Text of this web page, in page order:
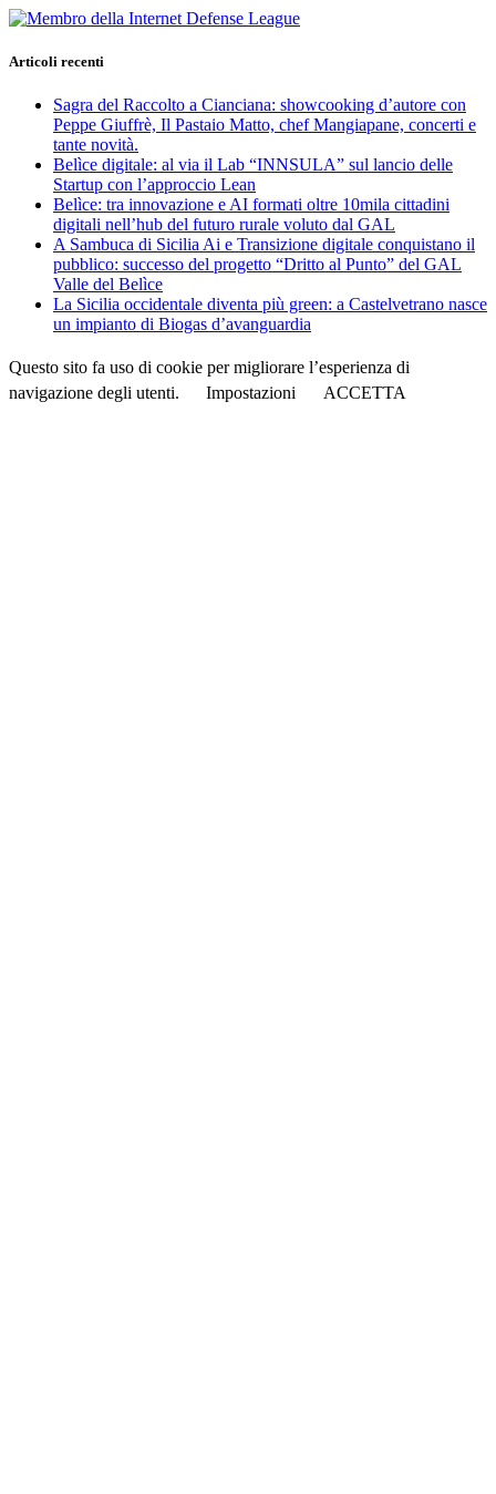
Articoli recenti
Sagra del Raccolto a Cianciana: showcooking d’autore con
Peppe Giuffrè, Il Pastaio Matto, chef Mangiapane, concerti e
tante novità.
Belìce digitale: al via il Lab “INNSULA” sul lancio delle
Startup con l’approccio Lean
Belìce: tra innovazione e AI formati oltre 10mila cittadini
digitali nell’hub del futuro rurale voluto dal GAL
A Sambuca di Sicilia Ai e Transizione digitale conquistano il
pubblico: successo del progetto “Dritto al Punto” del GAL
Valle del Belìce
La Sicilia occidentale diventa più green: a Castelvetrano nasce
un impianto di Biogas d’avanguardia
Questo sito fa uso di cookie per migliorare l’esperienza di
navigazione degli utenti.
Impostazioni ACCETTA